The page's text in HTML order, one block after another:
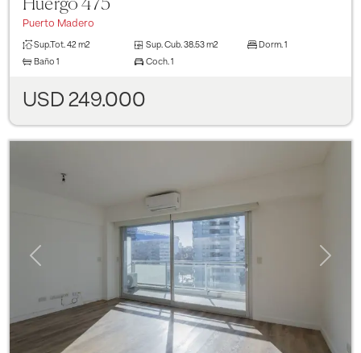
Huergo 475
Puerto Madero
Sup.Tot. 42 m2 Sup. Cub. 38.53 m2 Dorm. 1
Baño 1 Coch. 1
USD 249.000
Previous